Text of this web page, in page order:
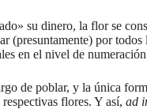
su dinero, la flor se
(presuntamente) por
en el nivel de
de poblar, y la única
flores. Y así, ad